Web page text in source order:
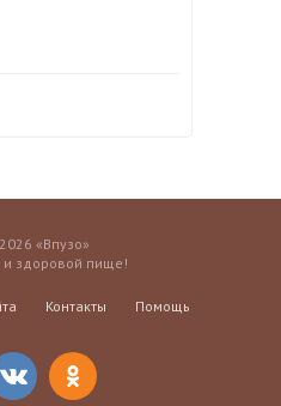
«Впузо»
и здоровой пище!
Контакты Помощь